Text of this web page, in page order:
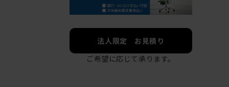
法人限定 お見積り
ご希望に応じて承ります。